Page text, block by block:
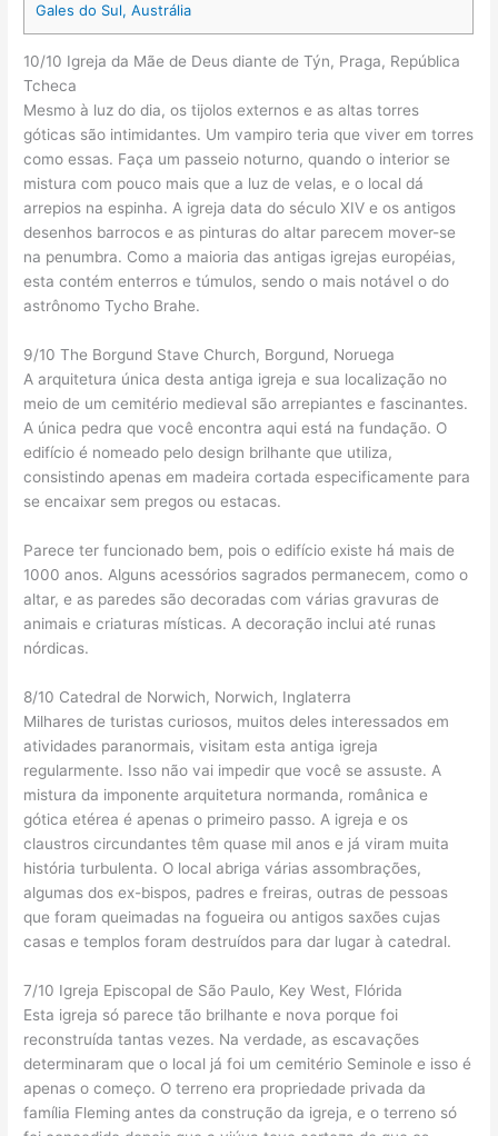
Gales do Sul, Austrália
10/10 Igreja da Mãe de Deus diante de Týn, Praga, República
Tcheca
Mesmo à luz do dia, os tijolos externos e as altas torres
góticas são intimidantes. Um vampiro teria que viver em torres
como essas. Faça um passeio noturno, quando o interior se
mistura com pouco mais que a luz de velas, e o local dá
arrepios na espinha. A igreja data do século XIV e os antigos
desenhos barrocos e as pinturas do altar parecem mover-se
na penumbra. Como a maioria das antigas igrejas européias,
esta contém enterros e túmulos, sendo o mais notável o do
astrônomo Tycho Brahe.
9/10 The Borgund Stave Church, Borgund, Noruega
A arquitetura única desta antiga igreja e sua localização no
meio de um cemitério medieval são arrepiantes e fascinantes.
A única pedra que você encontra aqui está na fundação. O
edifício é nomeado pelo design brilhante que utiliza,
consistindo apenas em madeira cortada especificamente para
se encaixar sem pregos ou estacas.
Parece ter funcionado bem, pois o edifício existe há mais de
1000 anos. Alguns acessórios sagrados permanecem, como o
altar, e as paredes são decoradas com várias gravuras de
animais e criaturas místicas. A decoração inclui até runas
nórdicas.
8/10 Catedral de Norwich, Norwich, Inglaterra
Milhares de turistas curiosos, muitos deles interessados ​​em
atividades paranormais, visitam esta antiga igreja
regularmente. Isso não vai impedir que você se assuste. A
mistura da imponente arquitetura normanda, românica e
gótica etérea é apenas o primeiro passo. A igreja e os
claustros circundantes têm quase mil anos e já viram muita
história turbulenta. O local abriga várias assombrações,
algumas dos ex-bispos, padres e freiras, outras de pessoas
que foram queimadas na fogueira ou antigos saxões cujas
casas e templos foram destruídos para dar lugar à catedral.
7/10 Igreja Episcopal de São Paulo, Key West, Flórida
Esta igreja só parece tão brilhante e nova porque foi
reconstruída tantas vezes. Na verdade, as escavações
determinaram que o local já foi um cemitério Seminole e isso é
apenas o começo. O terreno era propriedade privada da
família Fleming antes da construção da igreja, e o terreno só